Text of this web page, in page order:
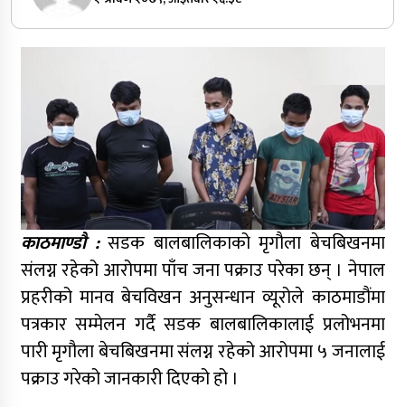
काठमाण्डौ : सडक बालबालिकाको मृगौला बेचबिखनमा
संलग्न रहेको आरोपमा पाँच जना पक्राउ परेका छन् । नेपाल
प्रहरीको मानव बेचविखन अनुसन्धान व्यूरोले काठमाडौंमा
पत्रकार सम्मेलन गर्दै सडक बालबालिकालाई प्रलोभनमा
पारी मृगौला बेचबिखनमा संलग्न रहेको आरोपमा ५ जनालाई
पक्राउ गरेको जानकारी दिएको हो ।